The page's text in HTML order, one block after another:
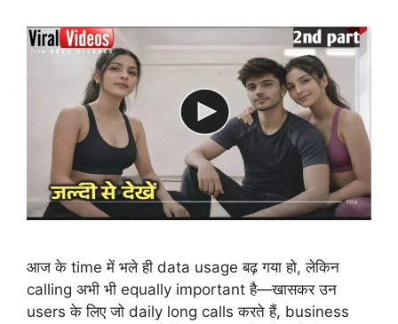
आज के time में भले ही data usage बढ़ गया हो, लेकिन
calling अभी भी equally important है—खासकर उन
users के लिए जो daily long calls करते हैं, business